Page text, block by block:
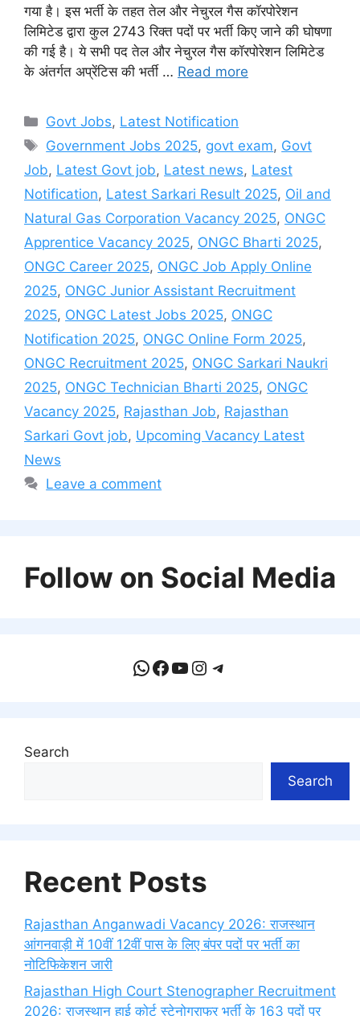
गया है। इस भर्ती के तहत तेल और नेचुरल गैस कॉरपोरेशन
लिमिटेड द्वारा कुल 2743 रिक्त पदों पर भर्ती किए जाने की घोषणा
की गई है। ये सभी पद तेल और नेचुरल गैस कॉरपोरेशन लिमिटेड
के अंतर्गत अप्रेंटिस की भर्ती … Read more
Categories
Govt Jobs, Latest Notification
Tags
Government Jobs 2025, govt exam, Govt
Job, Latest Govt job, Latest news, Latest
Notification, Latest Sarkari Result 2025, Oil and
Natural Gas Corporation Vacancy 2025, ONGC
Apprentice Vacancy 2025, ONGC Bharti 2025,
ONGC Career 2025, ONGC Job Apply Online
2025, ONGC Junior Assistant Recruitment
2025, ONGC Latest Jobs 2025, ONGC
Notification 2025, ONGC Online Form 2025,
ONGC Recruitment 2025, ONGC Sarkari Naukri
2025, ONGC Technician Bharti 2025, ONGC
Vacancy 2025, Rajasthan Job, Rajasthan
Sarkari Govt job, Upcoming Vacancy Latest
News
Leave a comment
Follow on Social Media
WhatsApp
Facebook
YouTube
Instagram
Telegram
Search
Search
Recent Posts
Rajasthan Anganwadi Vacancy 2026: राजस्थान
आंगनवाड़ी में 10वीं 12वीं पास के लिए बंपर पदों पर भर्ती का
नोटिफिकेशन जारी
Rajasthan High Court Stenographer Recruitment
2026: राजस्थान हाई कोर्ट स्टेनोग्राफर भर्ती के 163 पदों पर